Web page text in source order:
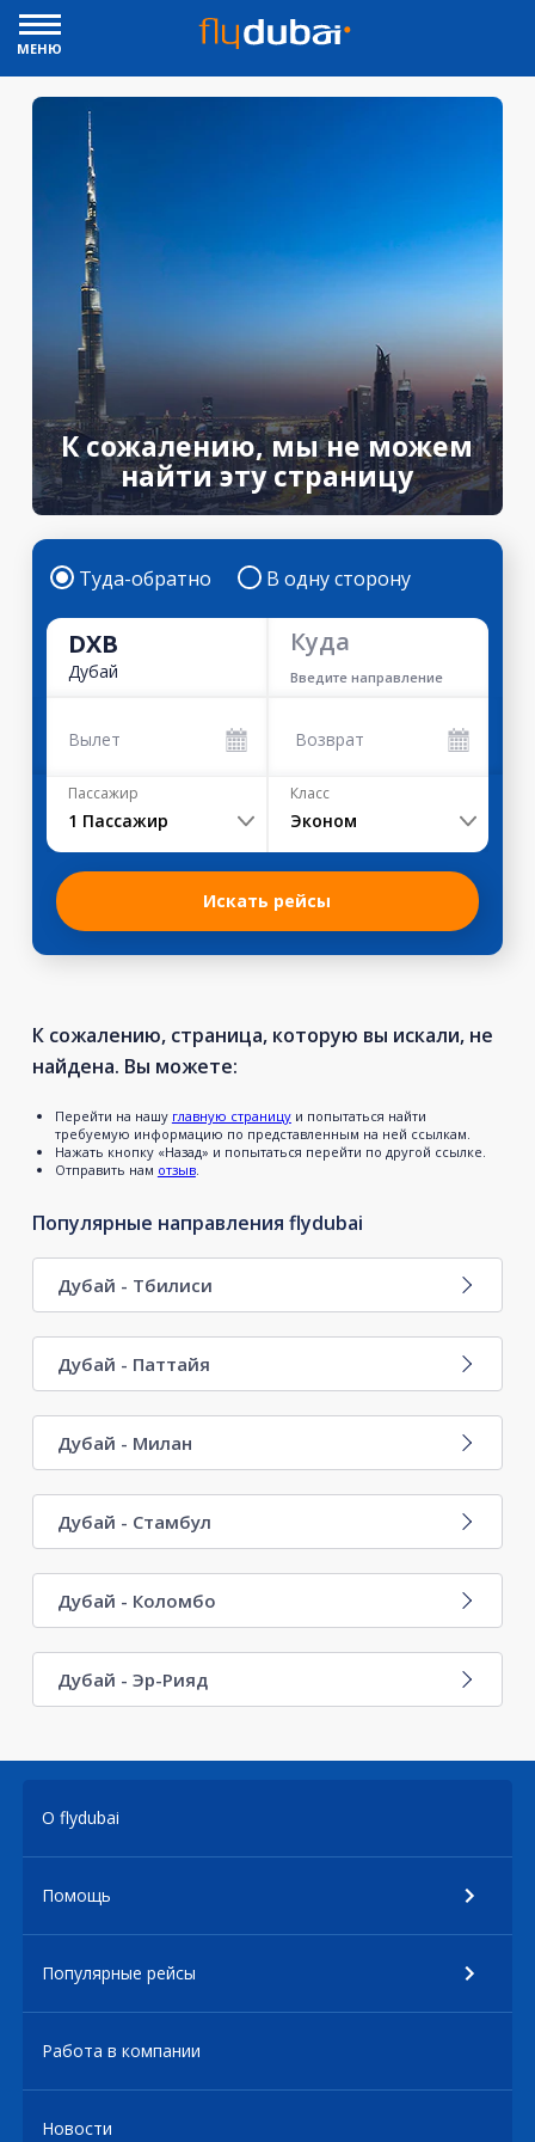
МЕНЮ
К сожалению, мы не можем
найти эту страницу
Туда-обратно В одну сторону
DXB
Дубай
Куда
Введите направление
Вылет Возврат
Пассажир
1 Пассажир
Класс
Эконом
Искать рейсы
К сожалению, страница, которую вы искали, не
найдена. Вы можете:
Перейти на нашу главную страницуи попытаться найти
требуемую информацию по представленным на ней ссылкам.
Нажать кнопку «Назад» и попытаться перейти по другой ссылке.
Отправить нам отзыв.
Популярные направления flydubai
Дубай - Тбилиси
Дубай - Паттайя
Дубай - Милан
Дубай - Стамбул
Дубай - Коломбо
Дубай - Эр-Рияд
О flydubai
Помощь
Популярные рейсы
Работа в компании
Новости